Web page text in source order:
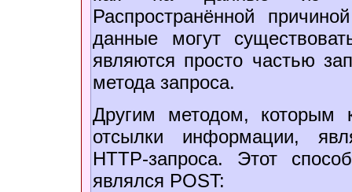
Распространённой
данные могут
являются просто частью
метода запроса.
Другим методом, которым
отсылки информации,
HTTP-запроса. Этот
являлся POST: